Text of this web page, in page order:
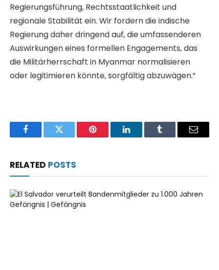
Regierungsführung, Rechtsstaatlichkeit und
regionale Stabilität ein. Wir fordern die indische
Regierung daher dringend auf, die umfassenderen
Auswirkungen eines formellen Engagements, das
die Militärherrschaft in Myanmar normalisieren
oder legitimieren könnte, sorgfältig abzuwägen.“
FacebookTwitter Pinterest LinkedInTumblr Email
RELATED POSTS